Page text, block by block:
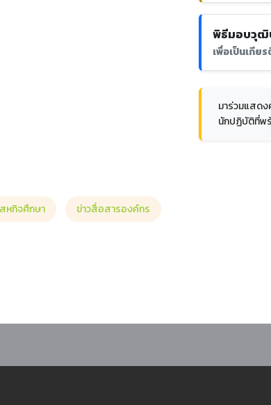
พิธีมอบวุฒิ
เพื่อเป็นเกีย
มาร่วมแสด
นักปฏิบัติที่พ
หกิจศึกษา ข่าวสื่อสารองค์กร
ดี ยอดเทวินทร์ ม.ราชภัฏหมู่บ้านจอมบึง ชนะคะแนนในศึกไทยไฟท์ คาด